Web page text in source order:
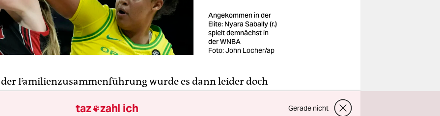
Angekommen in der
Elite: Nyara Sabally (r.)
spielt demnächst in
der WNBA
Foto: John Locher/ap
Familienzusammenführung wurde es dann leider doch
der WNBAsicherlich gern groß
taz zahl ich Gerade nicht